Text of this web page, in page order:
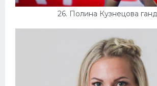
26. Полина Кузнецова